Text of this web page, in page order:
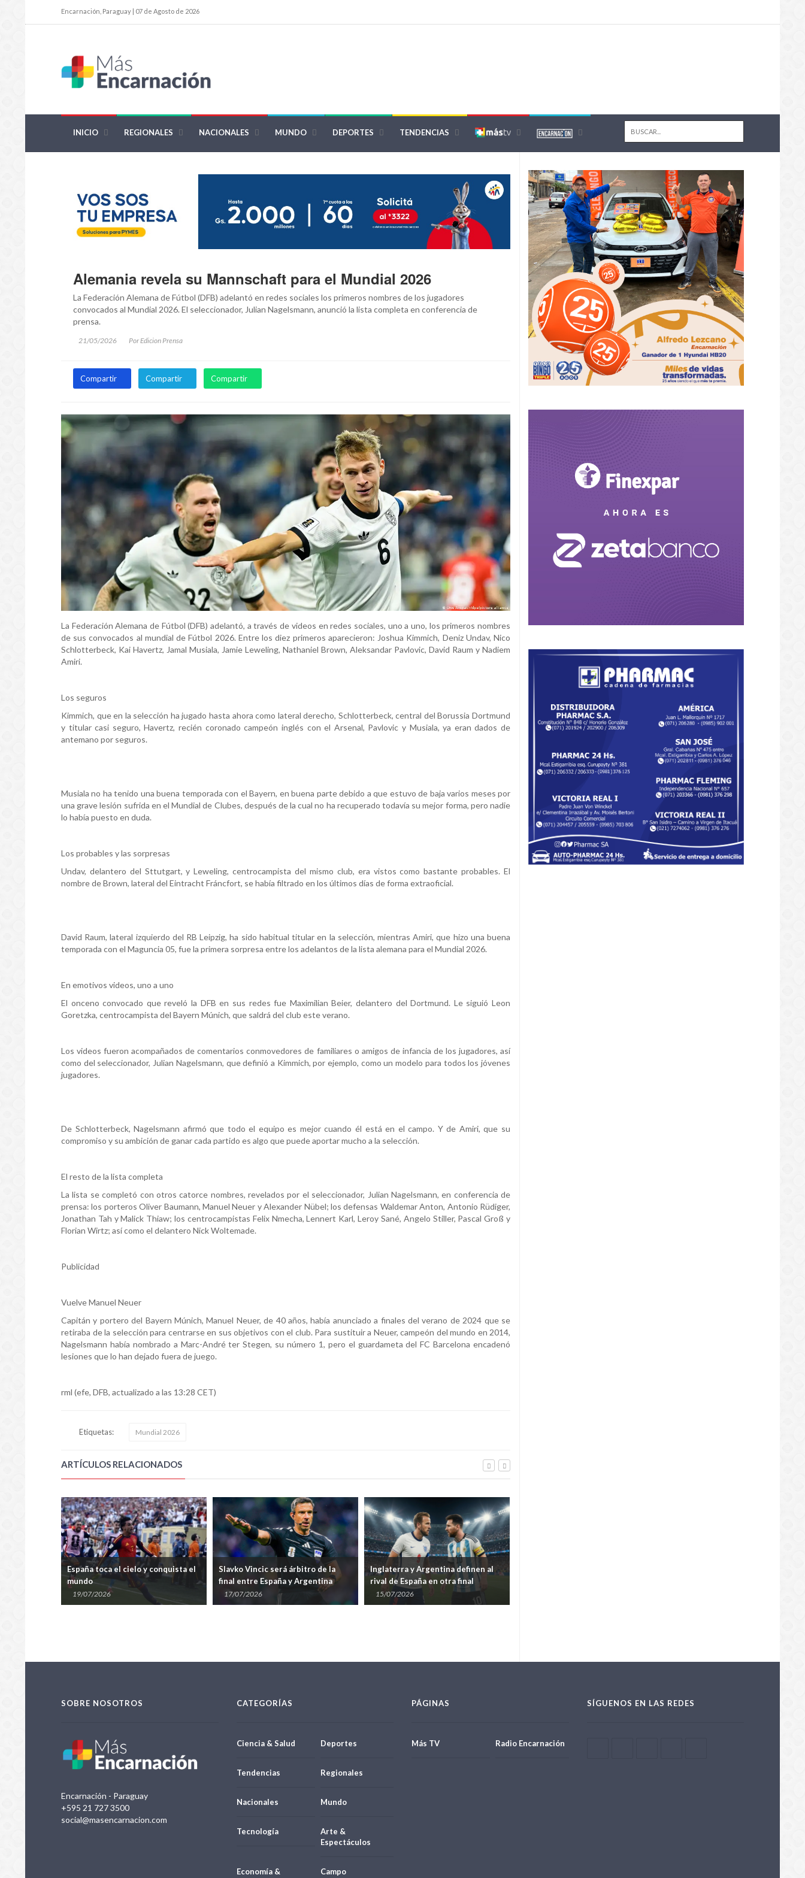
Encarnación, Paraguay | 07 de Agosto de 2026
INICIO REGIONALES NACIONALES MUNDO DEPORTES TENDENCIAS
Alemania revela su Mannschaft para el Mundial 2026
La Federación Alemana de Fútbol (DFB) adelantó en redes sociales los primeros nombres de los jugadores
convocados al Mundial 2026. El seleccionador, Julian Nagelsmann, anunció la lista completa en conferencia de
prensa.
21/05/2026 Por Edicion Prensa
Compartir Compartir Compartir
La Federación Alemana de Fútbol (DFB) adelantó, a través de videos en redes sociales, uno a uno, los primeros nombres
de sus convocados al mundial de Fútbol 2026. Entre los diez primeros aparecieron: Joshua Kimmich, Deniz Undav, Nico
Schlotterbeck, Kai Havertz, Jamal Musiala, Jamie Leweling, Nathaniel Brown, Aleksandar Pavlovic, David Raum y Nadiem
Amiri.
Los seguros
Kimmich, que en la selección ha jugado hasta ahora como lateral derecho, Schlotterbeck, central del Borussia Dortmund
y titular casi seguro, Havertz, recién coronado campeón inglés con el Arsenal, Pavlovic y Musiala, ya eran dados de
antemano por seguros.
Musiala no ha tenido una buena temporada con el Bayern, en buena parte debido a que estuvo de baja varios meses por
una grave lesión sufrida en el Mundial de Clubes, después de la cual no ha recuperado todavía su mejor forma, pero nadie
lo había puesto en duda.
Los probables y las sorpresas
Undav, delantero del Sttutgart, y Leweling, centrocampista del mismo club, era vistos como bastante probables. El
nombre de Brown, lateral del Eintracht Fráncfort, se había filtrado en los últimos días de forma extraoficial.
David Raum, lateral izquierdo del RB Leipzig, ha sido habitual titular en la selección, mientras Amiri, que hizo una buena
temporada con el Maguncia 05, fue la primera sorpresa entre los adelantos de la lista alemana para el Mundial 2026.
En emotivos videos, uno a uno
El onceno convocado que reveló la DFB en sus redes fue Maximilian Beier, delantero del Dortmund. Le siguió Leon
Goretzka, centrocampista del Bayern Múnich, que saldrá del club este verano.
Los videos fueron acompañados de comentarios conmovedores de familiares o amigos de infancia de los jugadores, así
como del seleccionador, Julian Nagelsmann, que definió a Kimmich, por ejemplo, como un modelo para todos los jóvenes
jugadores.
De Schlotterbeck, Nagelsmann afirmó que todo el equipo es mejor cuando él está en el campo. Y de Amiri, que su
compromiso y su ambición de ganar cada partido es algo que puede aportar mucho a la selección.
El resto de la lista completa
La lista se completó con otros catorce nombres, revelados por el seleccionador, Julian Nagelsmann, en conferencia de
prensa: los porteros Oliver Baumann, Manuel Neuer y Alexander Nübel; los defensas Waldemar Anton, Antonio Rüdiger,
Jonathan Tah y Malick Thiaw; los centrocampistas Felix Nmecha, Lennert Karl, Leroy Sané, Angelo Stiller, Pascal Groß y
Florian Wirtz; así como el delantero Nick Woltemade.
Publicidad
Vuelve Manuel Neuer
Capitán y portero del Bayern Múnich, Manuel Neuer, de 40 años, había anunciado a finales del verano de 2024 que se
retiraba de la selección para centrarse en sus objetivos con el club. Para sustituir a Neuer, campeón del mundo en 2014,
Nagelsmann había nombrado a Marc-André ter Stegen, su número 1, pero el guardameta del FC Barcelona encadenó
lesiones que lo han dejado fuera de juego.
rml (efe, DFB, actualizado a las 13:28 CET)
Etiquetas: Mundial 2026
ARTÍCULOS RELACIONADOS
España toca el cielo y conquista el
mundo
19/07/2026
Slavko Vincic será árbitro de la
final entre España y Argentina
17/07/2026
Inglaterra y Argentina definen al
rival de España en otra final
anticipada
15/07/2026
SOBRE NOSOTROS
Encarnación - Paraguay
+595 21 727 3500
social@masencarnacion.com
CATEGORÍAS
Ciencia & Salud Deportes
Tendencias Regionales
Nacionales Mundo
Tecnología
Arte &
Espectáculos
Economía &
Campo
PÁGINAS
Más TV Radio Encarnación
SÍGUENOS EN LAS REDES